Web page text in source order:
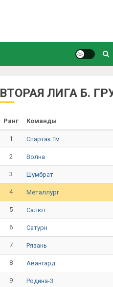
ВТОРАЯ ЛИГА Б.
Ранг Команды
1 Спартак Тм
2 Волна
3 Шумбрат
4 Металлург
5 Салют
6 Сатурн
7 Рязань
8 Авангард
9 Родина-3